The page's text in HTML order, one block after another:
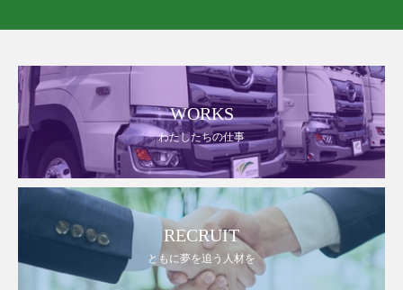
WORKS
わたしたちの仕事
RECRUIT
ともに夢を追う人材を